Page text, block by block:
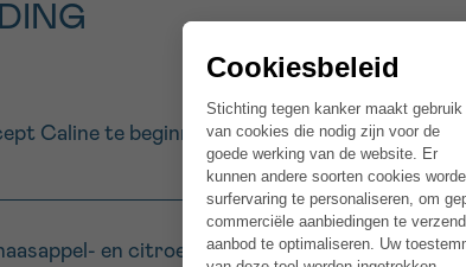
Caline te beginnen, pers de sinaasappels en
en citroensap in een mengglas, voeg